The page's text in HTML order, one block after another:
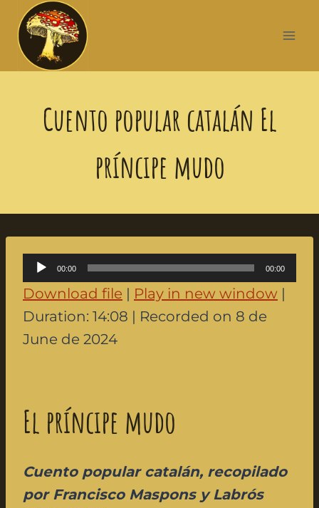
Cuento popular catalán El
príncipe mudo
u
d
i
a
e
r
00:00 00:00
Download file | Play in new window |
Duration: 14:08 | Recorded on 8 de
June de 2024
El príncipe mudo
Cuento popular catalán, recopilado
por Francisco Maspons y Labrós